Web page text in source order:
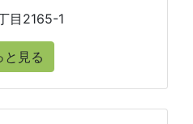
目2165-1
と見る